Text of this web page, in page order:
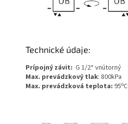
Technické údaje:
Prípojný závit: G 1/2“ vnútorný
Max. prevádzkový tlak: 800kPa
Max. prevádzková teplota: 95oC